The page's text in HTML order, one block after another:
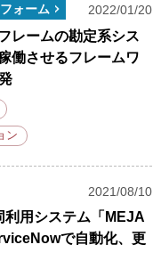
ォーム 2022/01/20
レームの勘定系シス
働させるフレームワ
ン
2021/08/10
利用システム「MEJA
で自動化、更